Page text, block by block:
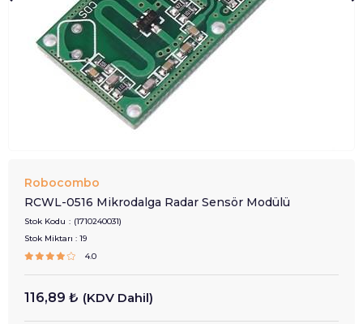
Robocombo
RCWL-0516 Mikrodalga Radar Sensör Modülü
Stok Kodu
(1710240031)
Stok Miktarı : 19
4.0
116,89 ₺ (KDV Dahil)